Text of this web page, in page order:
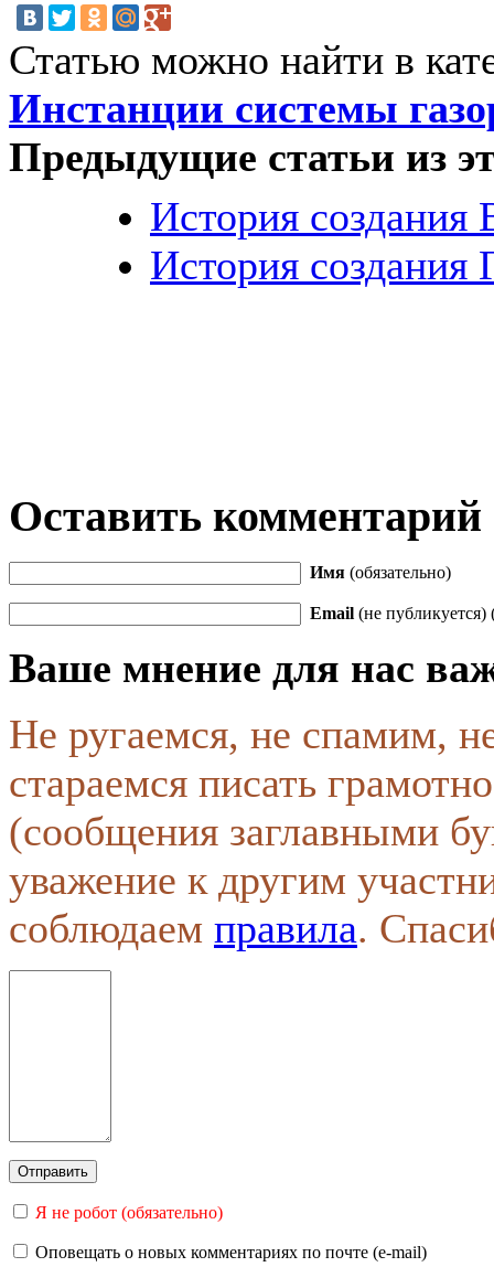
Статью можно найти в
Инстанции системы
Предыдущие статьи из
История создания
История создания
Оставить комментарий
Имя (обязательно)
Email (не публикуется)
Ваше мнение для нас
Не ругаемся, не спамим,
стараемся писать
(сообщения заглавными
уважение к другим
соблюдаем правила.
Я не робот (обязательно)
Оповещать о новых комментариях по почте (e-mail)